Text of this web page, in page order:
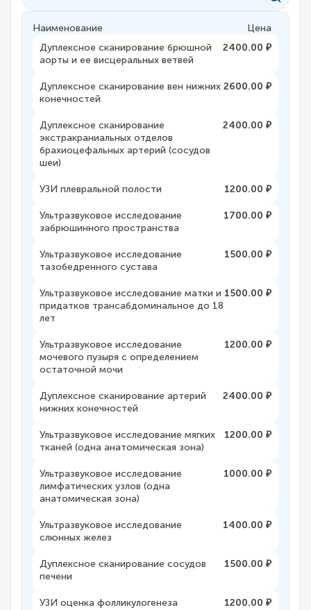
Наименование
Цена
Дуплексное сканирование брюшной
аорты и ее висцеральных ветвей
2400.00 ₽
Дуплексное сканирование вен нижних
конечностей
2600.00 ₽
Дуплексное сканирование
экстракраниальных отделов
брахиоцефальных артерий (сосудов
шеи)
2400.00 ₽
УЗИ плевральной полости 1200.00 ₽
Ультразвуковое исследование
забрюшинного пространства
1700.00 ₽
Ультразвуковое исследование
тазобедренного сустава
1500.00 ₽
Ультразвуковое исследование матки и
придатков трансабдоминальное до 18
лет
1500.00 ₽
Ультразвуковое исследование
мочевого пузыря с определением
остаточной мочи
1200.00 ₽
Дуплексное сканирование артерий
нижних конечностей
2400.00 ₽
Ультразвуковое исследование мягких
тканей (одна анатомическая зона)
1200.00 ₽
Ультразвуковое исследование
лимфатических узлов (одна
анатомическая зона)
1000.00 ₽
Ультразвуковое исследование
слюнных желез
1400.00 ₽
Дуплексное сканирование сосудов
печени
1500.00 ₽
УЗИ оценка фолликулогенеза 1200.00 ₽